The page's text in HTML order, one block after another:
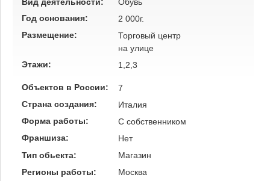
Год основания:
2 000г.
Размещение:
Торговый центр
на улице
Этажи:
1,2,3
Объектов в России:
7
Страна создания:
Италия
Форма работы:
C собственником
Франшиза:
Нет
Тип обьекта:
Магазин
Регионы работы:
Москва